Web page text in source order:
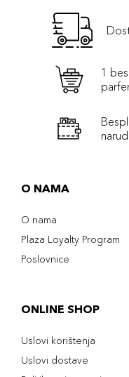
1
O NAMA
O nama
Plaza Loyalty Program
Poslovnice
ONLINE SHOP
Uslovi korištenja
Uslovi dostave